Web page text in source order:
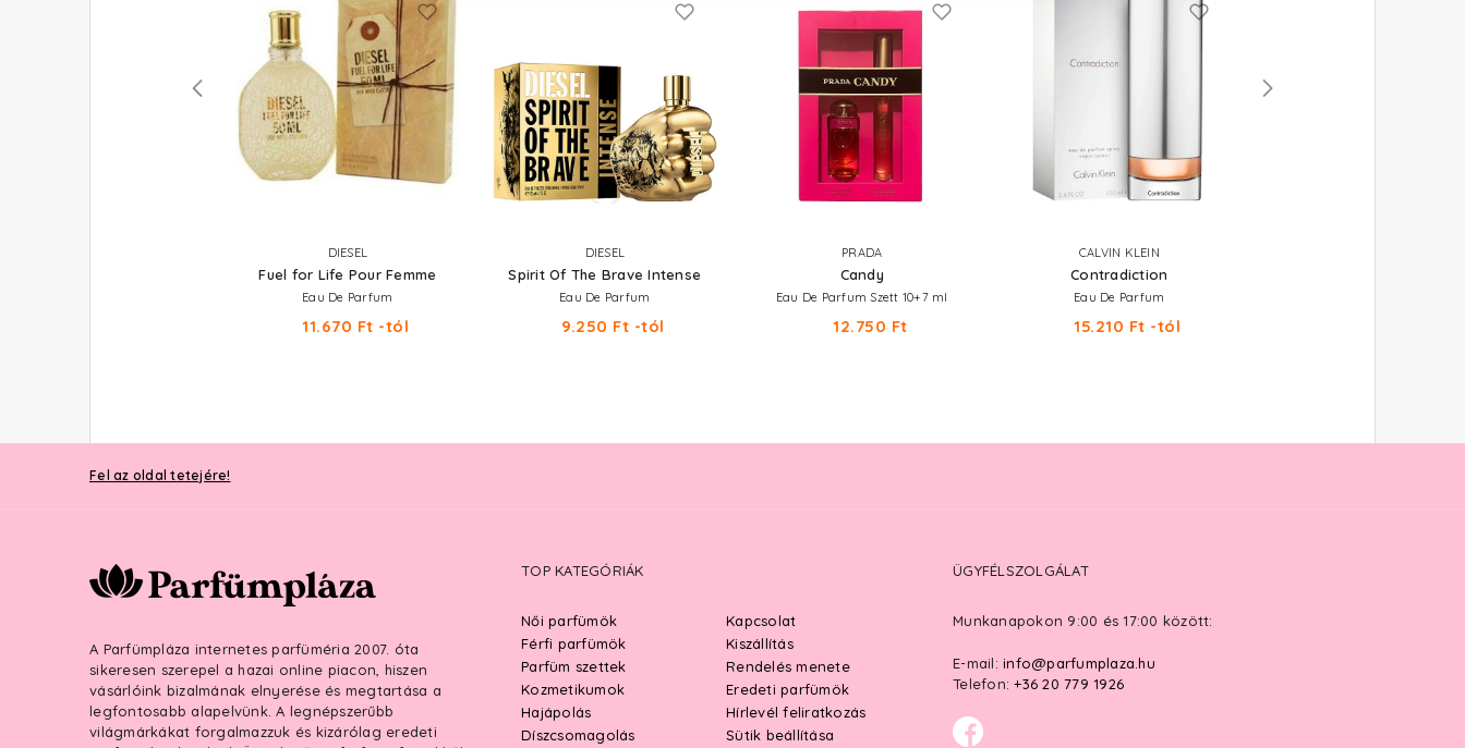
DIESEL
Fuel for Life Pour Femme
Eau De Parfum
11.670 Ft -tól
DIESEL
Spirit Of The Brave Intense
Eau De Parfum
9.250 Ft -tól
PRADA
Candy
Eau De Parfum Szett 10+7 ml
12.750 Ft
CALVIN KLEIN
Contradiction
Eau De Parfum
15.210 Ft -tól
Fel az oldal tetejére!
A Parfümpláza internetes parfüméria 2007. óta
sikeresen szerepel a hazai online piacon, hiszen
vásárlóink bizalmának elnyerése és megtartása a
legfontosabb alapelvünk. A legnépszerűbb
világmárkákat forgalmazzuk és kizárólag eredeti
TOP KATEGÓRIÁK
Női parfümök
Férfi parfümök
Parfüm szettek
Kozmetikumok
Hajápolás
Díszcsomagolás
Kapcsolat
Kiszállítás
Rendelés menete
Eredeti parfümök
Hírlevél feliratkozás
Sütik beállítása
ÜGYFÉLSZOLGÁLAT
Munkanapokon 9:00 és 17:00 között:
E-mail: info@parfumplaza.hu
Telefon: +36 20 779 1926